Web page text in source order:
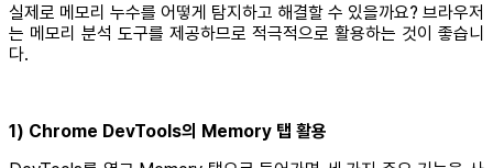
실제로 메모리 누수를 어떻게 탐지하고 해결할 수 있을까요? 브라우저
는 메모리 분석 도구를 제공하므로 적극적으로 활용하는 것이 좋습니
다.
1) Chrome DevTools의 Memory 탭 활용